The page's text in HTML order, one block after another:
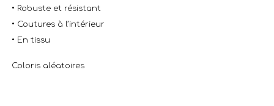
• Robuste et résistant
• Coutures à l’intérieur
• En tissu
Coloris aléatoires